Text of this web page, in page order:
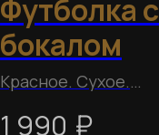
Футболка с
бокалом
Красное. Сухое.
1 990 ₽